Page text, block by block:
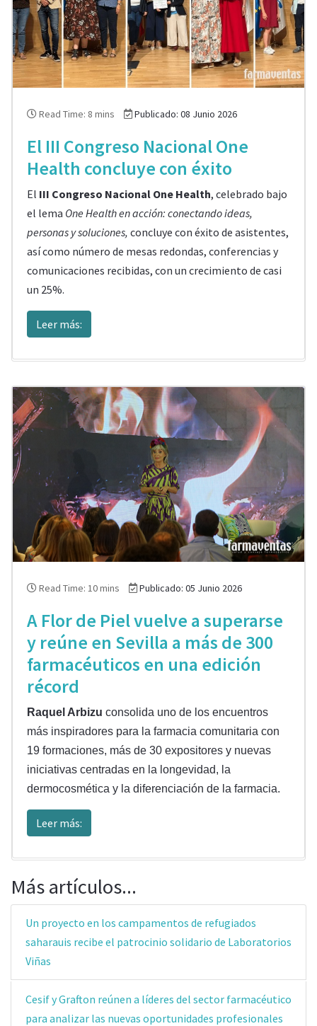
Read Time: 8 mins Publicado: 08 Junio 2026
El III Congreso Nacional One
Health concluye con éxito
El III Congreso Nacional One Health, celebrado bajo
el lema One Health en acción: conectando ideas,
personas y soluciones, concluye con éxito de asistentes,
así como número de mesas redondas, conferencias y
comunicaciones recibidas, con un crecimiento de casi
un 25%.
Leer más:
Read Time: 10 mins Publicado: 05 Junio 2026
A Flor de Piel vuelve a superarse
y reúne en Sevilla a más de 300
farmacéuticos en una edición
récord
Raquel Arbizu consolida uno de los encuentros
más inspiradores para la farmacia comunitaria con
19 formaciones, más de 30 expositores y nuevas
iniciativas centradas en la longevidad, la
dermocosmética y la diferenciación de la farmacia.
Leer más:
Más artículos...
Un proyecto en los campamentos de refugiados
saharauis recibe el patrocinio solidario de Laboratorios
Viñas
Cesif y Grafton reúnen a líderes del sector farmacéutico
para analizar las nuevas oportunidades profesionales